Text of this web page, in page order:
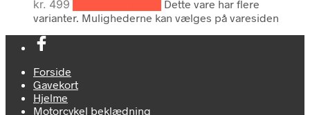
kr. 499
Dette vare har flere
varianter. Mulighederne kan vælges på varesiden
Forside
Gavekort
Hjelme
Motorcykel beklædning